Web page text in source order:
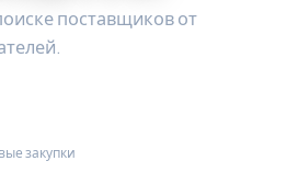
поставщиков от
закупки